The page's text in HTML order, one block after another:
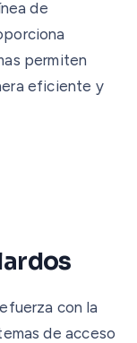
de
permiten
eficiente y
con la
de acceso